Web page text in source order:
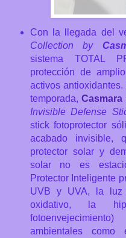
Con la llegada del
Collection by
sistema TOTAL
protección de
activos antioxidantes.
temporada,Casmara
Invisible Defense
stick fotoprotector
acabado invisible,
protector solar y
solar no es
Protector Inteligente
UVB y UVA, la luz
oxidativo, la
ambientales